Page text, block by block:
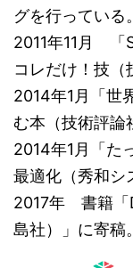
グを行っている。
2011年11月 「
コレだけ！技（
2014年1月「世
む本（技術評論
2014年1月「た
最適化（秀和シ
2017年 書籍「
島社）」に寄稿。